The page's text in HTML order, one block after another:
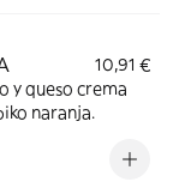
10,91 €
y queso crema
naranja.